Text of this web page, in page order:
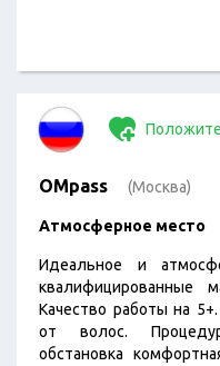
OMpass (Москва)
Атмосферное место
Идеальное и
квалифицированные
Качество работы на
от волос.
обстановка